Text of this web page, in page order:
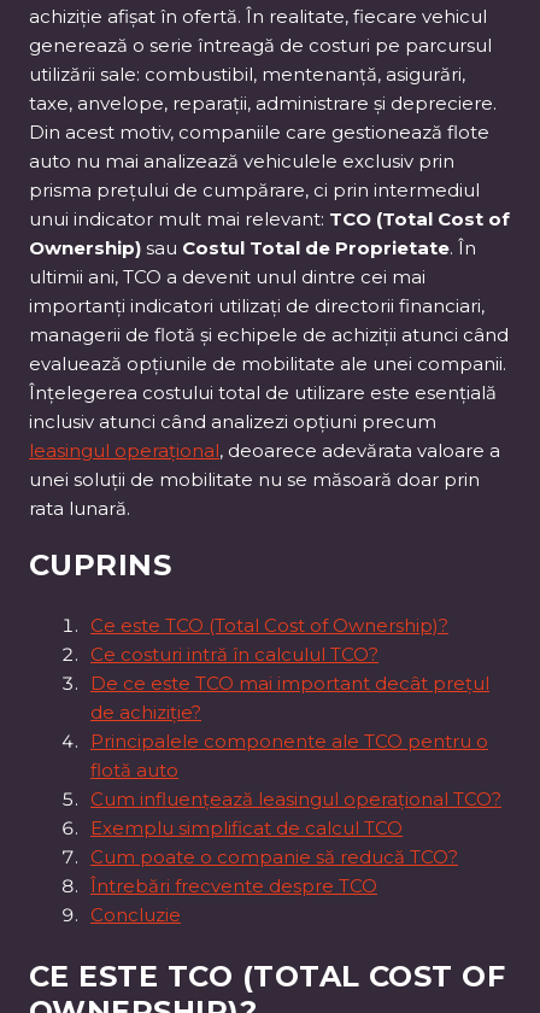
achiziție afișat în ofertă. În realitate, fiecare vehicul
generează o serie întreagă de costuri pe parcursul
utilizării sale: combustibil, mentenanță, asigurări,
taxe, anvelope, reparații, administrare și depreciere.
Din acest motiv, companiile care gestionează flote
auto nu mai analizează vehiculele exclusiv prin
prisma prețului de cumpărare, ci prin intermediul
unui indicator mult mai relevant: TCO (Total Cost of
Ownership) sau Costul Total de Proprietate. În
ultimii ani, TCO a devenit unul dintre cei mai
importanți indicatori utilizați de directorii financiari,
managerii de flotă și echipele de achiziții atunci când
evaluează opțiunile de mobilitate ale unei companii.
Înțelegerea costului total de utilizare este esențială
inclusiv atunci când analizezi opțiuni precum
leasingul operațional, deoarece adevărata valoare a
unei soluții de mobilitate nu se măsoară doar prin
rata lunară.
CUPRINS
Ce este TCO (Total Cost of Ownership)?
Ce costuri intră în calculul TCO?
De ce este TCO mai important decât prețul
de achiziție?
Principalele componente ale TCO pentru o
flotă auto
Cum influențează leasingul operațional TCO?
Exemplu simplificat de calcul TCO
Cum poate o companie să reducă TCO?
Întrebări frecvente despre TCO
Concluzie
CE ESTE TCO (TOTAL COST OF